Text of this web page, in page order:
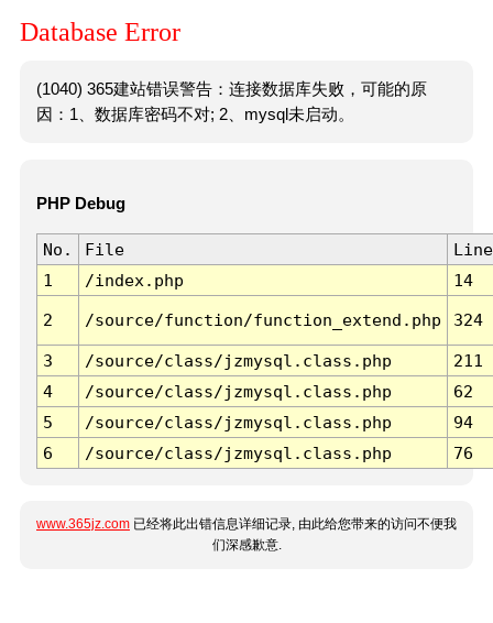
Database Error
(1040) 365建站错误警告：连接数据库失败，可能的原
因：1、数据库密码不对; 2、mysql未启动。
PHP Debug
No. File
Line
1
/index.php 14
2 /source/function/function_extend.php 324
3 /source/class/jzmysql.class.php
211
4
/source/class/jzmysql.class.php
62
5
/source/class/jzmysql.class.php
94
6
/source/class/jzmysql.class.php 76
www.365jz.com 已经将此出错信息详细记录, 由此给您带来的访问不便我
们深感歉意.